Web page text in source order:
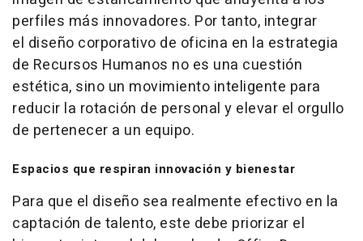
perfiles más innovadores. Por tanto, integrar
el diseño corporativo de oficina en la estrategia
de Recursos Humanos no es una cuestión
estética, sino un movimiento inteligente para
reducir la rotación de personal y elevar el orgullo
de pertenecer a un equipo.
Espacios que respiran innovación y bienestar
Para que el diseño sea realmente efectivo en la
captación de talento, este debe priorizar el